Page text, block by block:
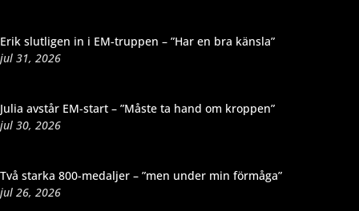
Erik slutligen in i EM-truppen – ”Har en bra känsla”
jul 31, 2026
Julia avstår EM-start – ”Måste ta hand om kroppen”
jul 30, 2026
Två starka 800-medaljer – ”men under min förmåga”
jul 26, 2026